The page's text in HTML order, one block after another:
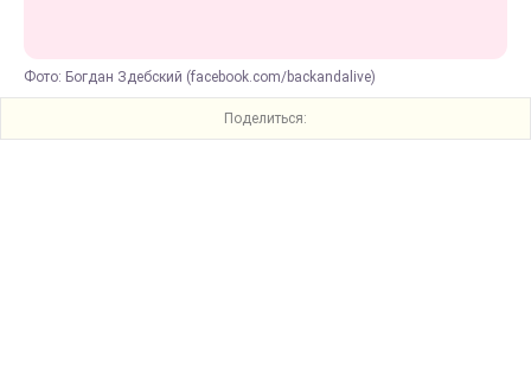
Фото: Богдан Здебский (facebook.com/backandalive)
Поделиться: